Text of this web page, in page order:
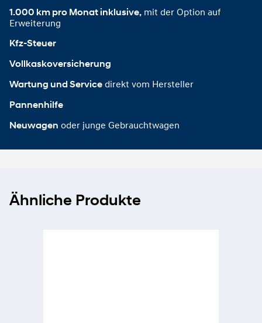
1.000 km pro Monat inklusive, mit der Option auf
Erweiterung
Kfz-Steuer
Vollkaskoversicherung
Wartung und Service direkt vom Hersteller
Pannenhilfe
Neuwagen oder junge Gebrauchtwagen
Ähnliche Produkte